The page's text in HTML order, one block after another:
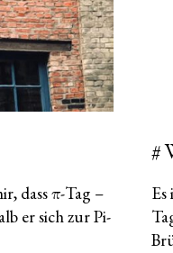
dass π-Tag –
er sich zur Pi-
#